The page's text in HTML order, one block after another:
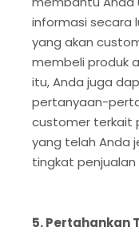
informasi secara
yang akan
membeli produk
itu, Anda juga
pertanyaan-
customer terkait
yang telah Anda
tingkat
5. Pertahankan